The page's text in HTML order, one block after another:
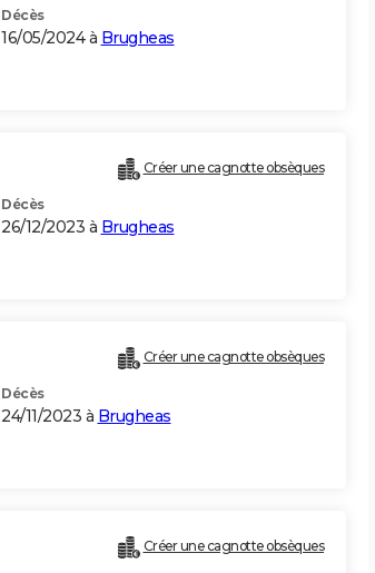
Décès
16/05/2024 à Brugheas
Créer une cagnotte obsèques
Décès
26/12/2023 à Brugheas
Créer une cagnotte obsèques
Décès
24/11/2023 à Brugheas
Créer une cagnotte obsèques